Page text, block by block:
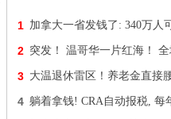
1 加拿大一省发钱了: 340万人
2 突发！ 温哥华一片红海！ 全
3 大温退休雷区！养老金直接
4 躺着拿钱! CRA自动报税, 每